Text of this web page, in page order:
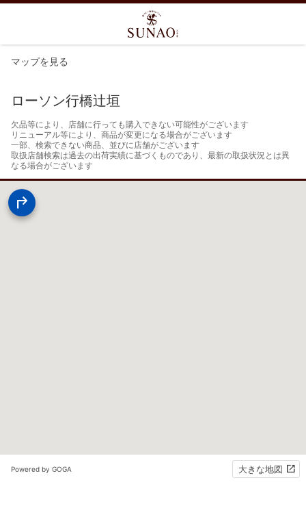
マップを見る
ローソン行橋辻垣
欠品等により、店舗に行っても購入できない可能性がございます
リニューアル等により、商品が変更になる場合がございます
一部、検索できない商品、並びに店舗がございます
取扱店舗検索は過去の出荷実績に基づくものであり、最新の取扱状況とは異
なる場合がございます
Powered by GOGA 大きな地図